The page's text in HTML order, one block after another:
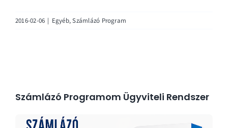
2016-02-06 | Egyéb,Számlázó Program
Számlázó Programom Ügyviteli Rendszer